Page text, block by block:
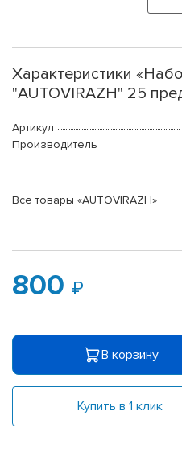
Характеристики
"AUTOVIRAZH" 25
Артикул
Производитель
Все товары «AUTOVIRAZH»
800
В корзину
Купить в 1 клик